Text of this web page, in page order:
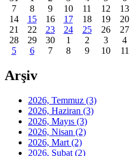
7
8 9 10 11 12
13
14
15 16 17 18 19
20
21
22 23 24 25 26
27
28
29 30 1 2 3
4
5
6 7 8 9 10 11
Arşiv
2026, Temmuz (3)
2026, Haziran (3)
2026, Mayıs (3)
2026, Nisan (2)
2026, Mart (2)
2026, Şubat (2)